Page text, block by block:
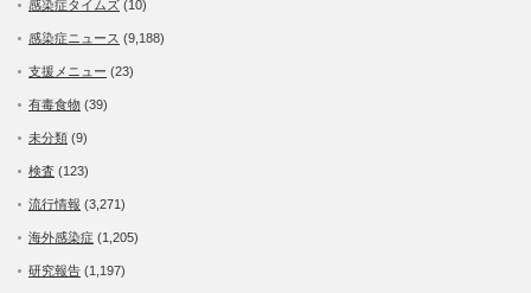
感染症タイムズ (10)
感染症ニュース (9,188)
支援メニュー (23)
有毒食物 (39)
未分類 (9)
検査 (123)
流行情報 (3,271)
海外感染症 (1,205)
研究報告 (1,197)